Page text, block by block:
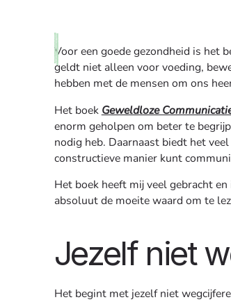
Voor een goede gezondheid is het
geldt niet alleen voor voeding,
hebben met de mensen om ons
Het boek Geweldloze
enorm geholpen om beter te
nodig heb. Daarnaast biedt het
constructieve manier kunt
Het boek heeft mij veel gebracht
absoluut de moeite waard om te
Jezelf niet
Het begint met jezelf niet